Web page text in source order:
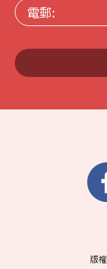
電
郵:
版